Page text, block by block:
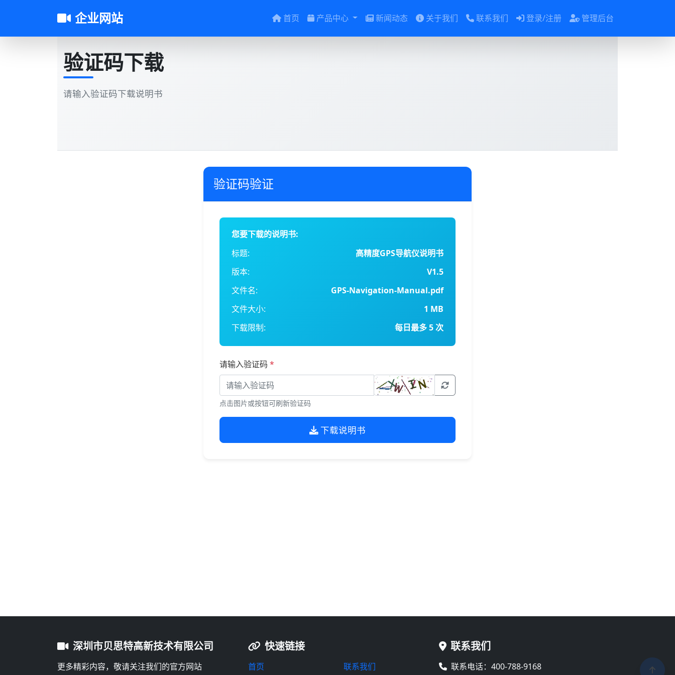
企业网站 首页 产品中心 新闻动态 关于我们 联系我们 登录/注册 管理后台
验证码下载
请输入验证码下载说明书
验证码验证
您要下载的说明书:
标题:
高精度GPS导航仪说明书
版本:
V1.5
文件名:
GPS-Navigation-Manual.pdf
文件大小:
1 MB
下载限制:
每日最多 5 次
请输入验证码 *
点击图片或按钮可刷新验证码
下载说明书
深圳市贝思特高新技术有限公司
更多精彩内容，敬请关注我们的官方网站
快速链接
首页 联系我们
联系我们
联系电话：400-788-9168